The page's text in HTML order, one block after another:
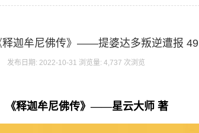
释迦牟尼佛传》——提婆达多叛逆遭报 49
发布日期: 2022-10-31 浏览量: 4,737 次浏览
《释迦牟尼佛传》——星云大师 著